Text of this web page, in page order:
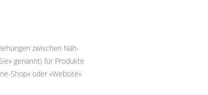
zwischen Näh-
genannt) für Produkte
Shop» oder «Website»